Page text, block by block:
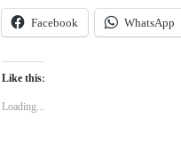
Facebook WhatsApp
Like this:
Loading...